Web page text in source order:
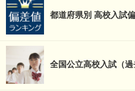
都道府県別 高校入試
全国公立高校入試（過